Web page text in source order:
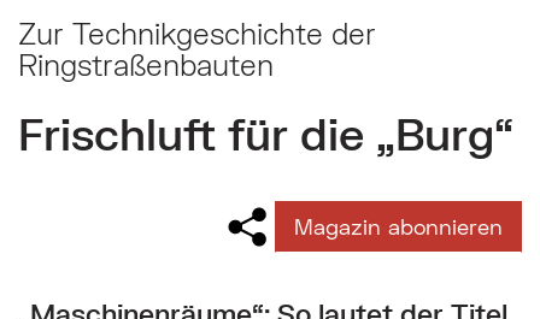
Zur Technikgeschichte der
Ringstraßenbauten
Frischluft für die „Burg“
Magazin abonnieren